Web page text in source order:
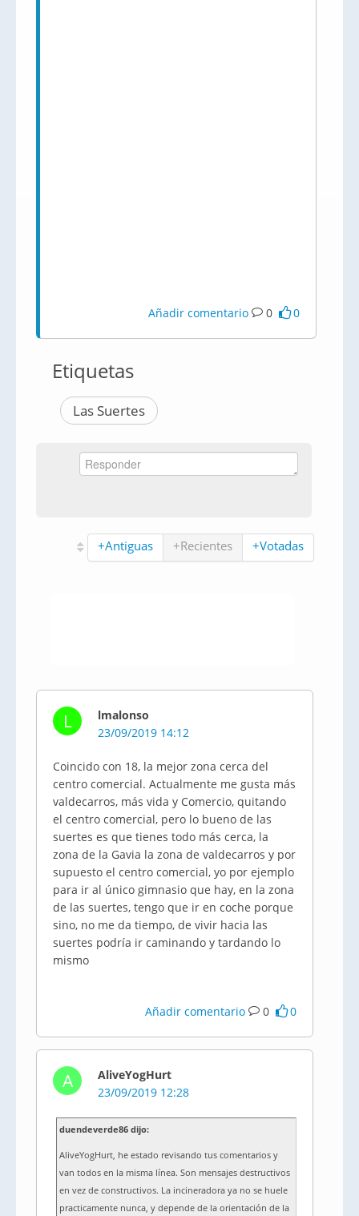
Añadir comentario 0 0
Etiquetas
Las Suertes
+Antiguas +Recientes +Votadas
L
lmalonso
23/09/2019 14:12
Coincido con 18, la mejor zona cerca del
centro comercial. Actualmente me gusta más
valdecarros, más vida y Comercio, quitando
el centro comercial, pero lo bueno de las
suertes es que tienes todo más cerca, la
zona de la Gavia la zona de valdecarros y por
supuesto el centro comercial, yo por ejemplo
para ir al único gimnasio que hay, en la zona
de las suertes, tengo que ir en coche porque
sino, no me da tiempo, de vivir hacia las
suertes podría ir caminando y tardando lo
mismo
Añadir comentario 0 0
A
AliveYogHurt
23/09/2019 12:28
duendeverde86 dijo:
AliveYogHurt, he estado revisando tus comentarios y
van todos en la misma línea. Son mensajes destructivos
en vez de constructivos. La incineradora ya no se huele
practicamente nunca, y depende de la orientación de la